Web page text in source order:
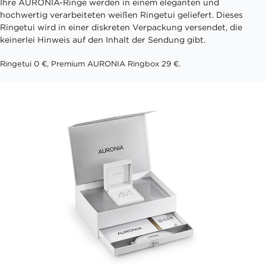
Ihre AURONIA-Ringe werden in einem eleganten und
hochwertig verarbeiteten weißen Ringetui geliefert. Dieses
Ringetui wird in einer diskreten Verpackung versendet, die
keinerlei Hinweis auf den Inhalt der Sendung gibt.
Ringetui 0 €, Premium AURONIA Ringbox 29 €.